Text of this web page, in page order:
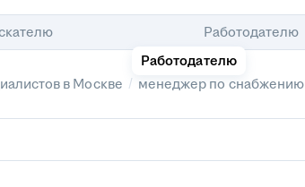
Работодателю
Работодателю
в Москве / менеджер по снабжению